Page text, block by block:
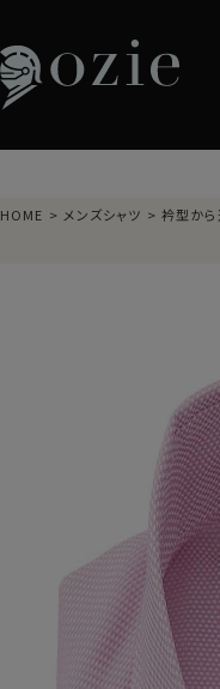
HOME メンズシャツ 衿型か